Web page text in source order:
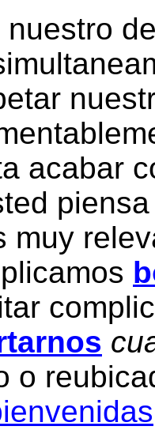
acabar
muy
o